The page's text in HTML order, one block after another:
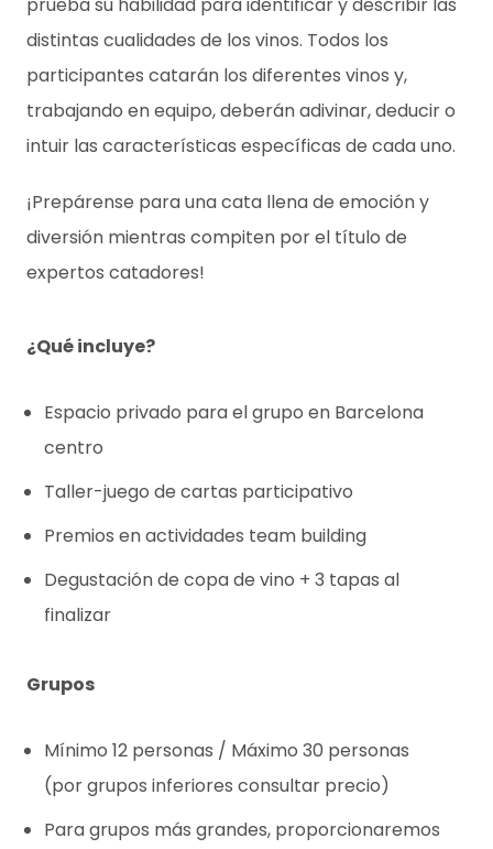
distintas cualidades de los vinos. Todos los
participantes catarán los diferentes vinos y,
trabajando en equipo, deberán adivinar, deducir o
intuir las características específicas de cada uno.
¡Prepárense para una cata llena de emoción y
diversión mientras compiten por el título de
expertos catadores!
¿Qué incluye?
Espacio privado para el grupo en Barcelona
centro
Taller-juego de cartas participativo
Premios en actividades team building
Degustación de copa de vino + 3 tapas al
finalizar
Grupos
Mínimo 12 personas / Máximo 30 personas
(por grupos inferiores consultar precio)
Para grupos más grandes, proporcionaremos